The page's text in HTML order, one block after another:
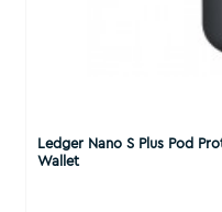
Ledger Nano S Plus Pod
Wallet